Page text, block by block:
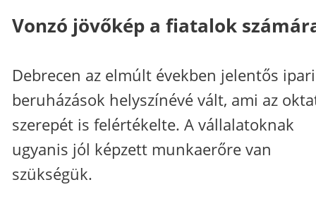
Vonzó jövőkép a fiatalok
Debrecen az elmúlt években jelentős ipari
beruházások helyszínévé vált, ami az
szerepét is felértékelte. A vállalatoknak
ugyanis jól képzett munkaerőre van
szükségük.